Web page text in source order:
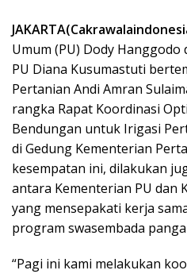
Umum (PU) Dody
PU Diana Kusumastuti
Pertanian Andi Amran
rangka Rapat Koordinasi
Bendungan untuk Irigasi
di Gedung Kementerian
kesempatan ini, dilakukan
antara Kementerian PU dan
yang mensepakati kerja
program swasembada
“Pagi ini kami melakukan